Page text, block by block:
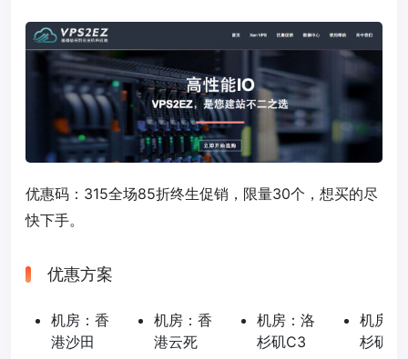
优惠码： 315全场85折终生促销，限量30个，想买的尽
快下手。
优惠方案
机房：香
港沙田
机房：香
港云死
机房：洛
杉矶C3
机房：
杉矶